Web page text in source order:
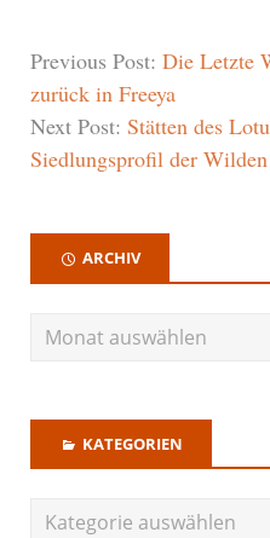
Previous Post: Die Letzte
zurück in Freeya
Next Post: Stätten des
Siedlungsprofil der Wilden
ARCHIV
KATEGORIEN